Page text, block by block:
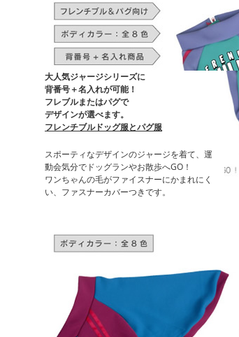
大人気ジャージシリーズに
背番号＋名入れが可能！
フレブルまたはパグで
デザインが選べます。
フレンチブルドッグ服とパグ服
スポーティなデザインのジャージを着て、運
動会気分でドッグランやお散歩へGO！
ワンちゃんの毛がファイスナーにかまれにく
い、ファスナーカバーつきです。